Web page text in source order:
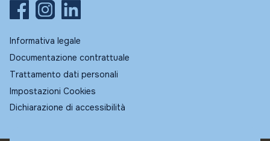
Informativa legale
Documentazione contrattuale
Trattamento dati personali
Impostazioni Cookies
Dichiarazione di accessibilità